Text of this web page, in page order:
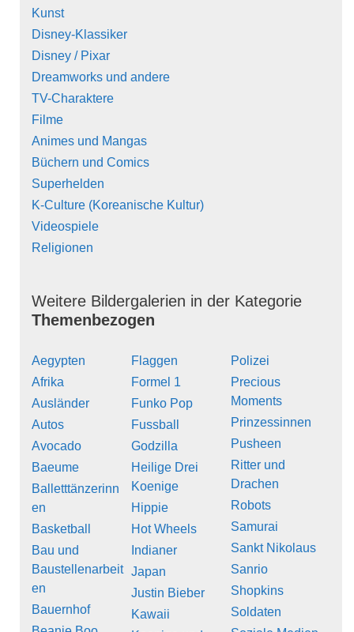
Kunst
Disney-Klassiker
Disney / Pixar
Dreamworks und andere
TV-Charaktere
Filme
Animes und Mangas
Büchern und Comics
Superhelden
K-Culture (Koreanische Kultur)
Videospiele
Religionen
Weitere Bildergalerien in der Kategorie
Themenbezogen
Aegypten
Afrika
Ausländer
Autos
Avocado
Baeume
Balletttänzerinn
en
Basketball
Bau und
Baustellenarbeit
en
Bauernhof
Flaggen
Formel 1
Funko Pop
Fussball
Godzilla
Heilige Drei
Koenige
Hippie
Hot Wheels
Indianer
Japan
Justin Bieber
Kawaii
Polizei
Precious
Moments
Prinzessinnen
Pusheen
Ritter und
Drachen
Robots
Samurai
Sankt Nikolaus
Sanrio
Shopkins
Soldaten